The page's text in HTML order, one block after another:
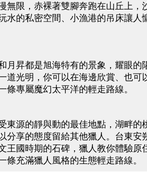
限，赤裸著雙腳奔跑在山丘上，
水的私密空間、小漁港的吊床讓人
昇都是旭海特有的景象，耀眼的
道光明，你可以在海邊欣賞、也可
專屬魔幻太平洋的輕走路線。
源的靜與動的最佳地點，湖畔的
分享的態度留給其他獵人。台東安
王國時期的石碑，獵人教你體驗原
充滿獵人風格的生態輕走路線。